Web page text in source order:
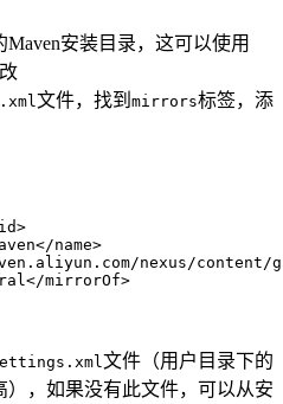
安装目录，这可以使用
文件，找到 mirrors标签，添
id>
</name>
nexus/content/
</mirrorOf>
文件（用户目录下的
，如果没有此文件，可以从安